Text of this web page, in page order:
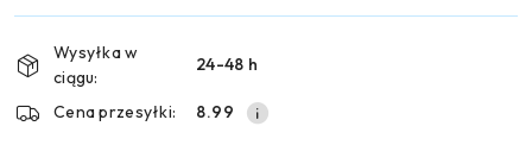
dostawa
Wysyłka w
ciągu:
24-48 h
Cena przesyłki: 8.99